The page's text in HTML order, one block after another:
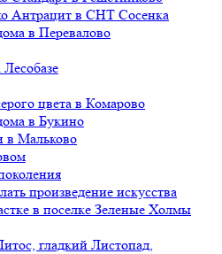
Антрацит в СНТ Сосенка
в Перевалово
цвета в Комарово
в Букино
в Мальково
произведение искусства
в поселке Зеленые Холмы
гладкий Листопад,